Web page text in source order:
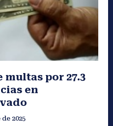
multas por 27.3
en
2025